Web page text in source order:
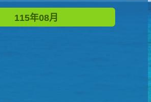
115年08月